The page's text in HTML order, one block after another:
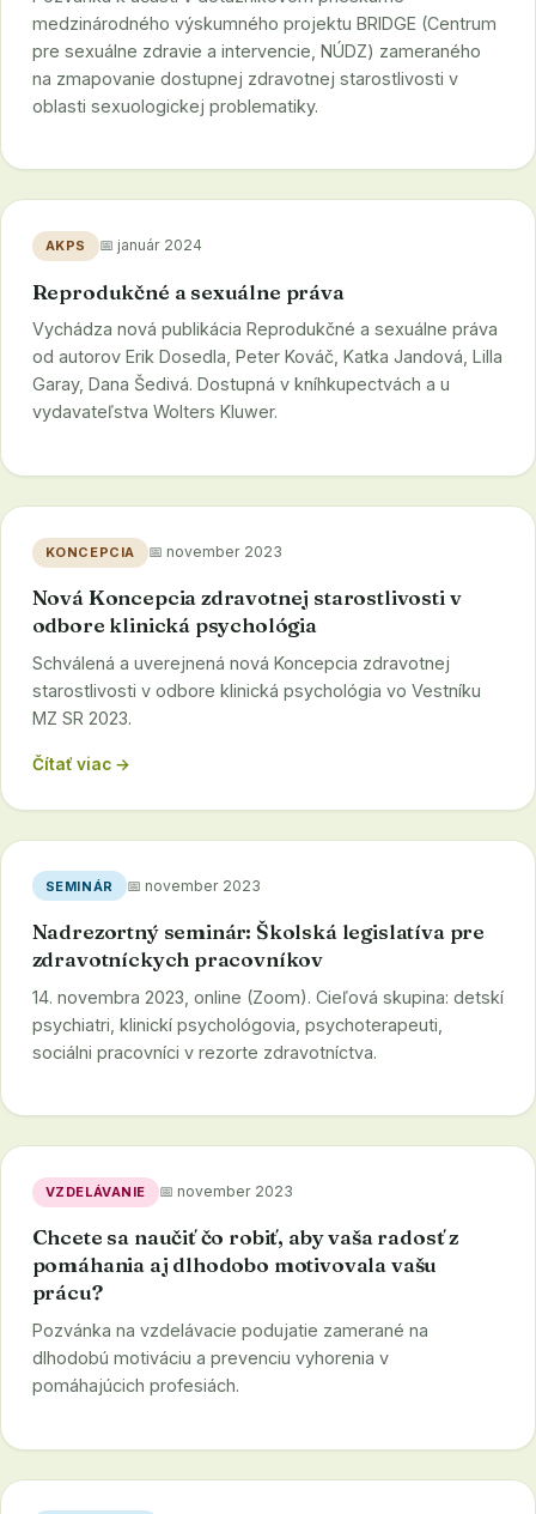
medzinárodného výskumného projektu BRIDGE (Centrum
pre sexuálne zdravie a intervencie, NÚDZ) zameraného
na zmapovanie dostupnej zdravotnej starostlivosti v
oblasti sexuologickej problematiky.
AKPS 📅 január 2024
Reprodukčné a sexuálne práva
Vychádza nová publikácia Reprodukčné a sexuálne práva
od autorov Erik Dosedla, Peter Kováč, Katka Jandová, Lilla
Garay, Dana Šedivá. Dostupná v kníhkupectvách a u
vydavateľstva Wolters Kluwer.
KONCEPCIA 📅 november 2023
Nová Koncepcia zdravotnej starostlivosti v
odbore klinická psychológia
Schválená a uverejnená nová Koncepcia zdravotnej
starostlivosti v odbore klinická psychológia vo Vestníku
MZ SR 2023.
Čítať viac →
SEMINÁR 📅 november 2023
Nadrezortný seminár: Školská legislatíva pre
zdravotníckych pracovníkov
14. novembra 2023, online (Zoom). Cieľová skupina: detskí
psychiatri, klinickí psychológovia, psychoterapeuti,
sociálni pracovníci v rezorte zdravotníctva.
VZDELÁVANIE 📅 november 2023
Chcete sa naučiť čo robiť, aby vaša radosť z
pomáhania aj dlhodobo motivovala vašu
prácu?
Pozvánka na vzdelávacie podujatie zamerané na
dlhodobú motiváciu a prevenciu vyhorenia v
pomáhajúcich profesiách.